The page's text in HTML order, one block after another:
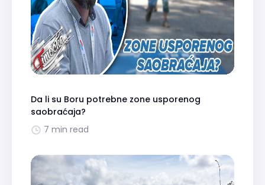
Da li su Boru potrebne zone usporenog
saobraćaja?
7 min read